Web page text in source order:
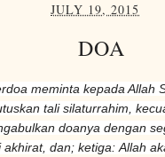
JULY 19, 2015
DOA
meminta kepada Allah
tali silaturrahim,
doanya dengan
dan; ketiga: Allah